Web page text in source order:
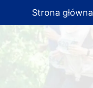
Strona główna